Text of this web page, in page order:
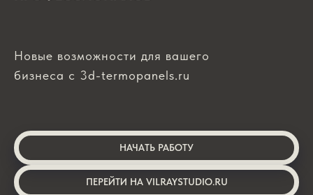
Новые возможности для вашего
бизнеса с 3d-termopanels.ru
НАЧАТЬ РАБОТУ
ПЕРЕЙТИ НА VILRAYSTUDIO.RU